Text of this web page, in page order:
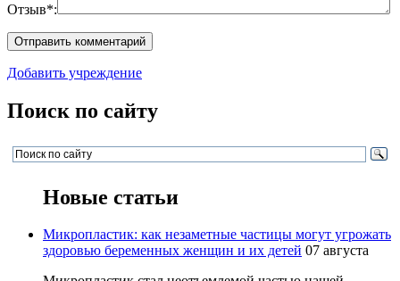
Отзыв*:
Добавить учреждение
Поиск по сайту
Новые статьи
Микропластик: как незаметные частицы могут угрожать
здоровью беременных женщин и их детей 07 августа